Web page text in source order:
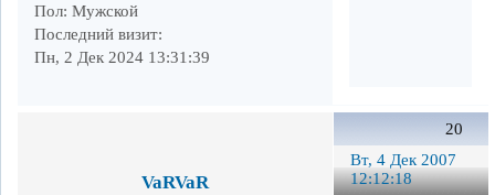
Пол: Мужской
Последний визит:
Пн, 2 Дек 2024 13:31:39
20
Вт, 4 Дек 2007
12:12:18
VaRVaR